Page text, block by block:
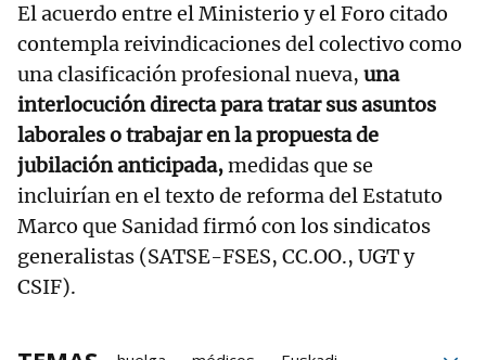
El acuerdo entre el Ministerio y el Foro citado
contempla reivindicaciones del colectivo como
una clasificación profesional nueva, una
interlocución directa para tratar sus asuntos
laborales o trabajar en la propuesta de
jubilación anticipada,medidas que se
incluirían en el texto de reforma del Estatuto
Marco que Sanidad firmó con los sindicatos
generalistas (SATSE-FSES, CC.OO., UGT y
CSIF).